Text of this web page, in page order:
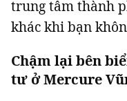
trung tâm thành
khác khi bạn
Chậm lại bên
tư ở Mercure